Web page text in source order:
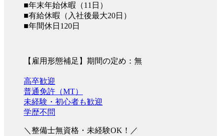
■年末年始休暇（11日）
■有給休暇（入社後最大20日）
■年間休日120日
【雇用形態補足】期間の定め：無
高卒歓迎
普通免許（MT）
未経験・初心者も歓迎
学歴不問
＼整備士無資格・未経験OK！／